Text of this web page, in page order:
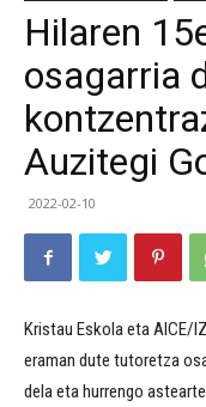
Hilaren
osagarria
Auzitegi
2022-02-10
Kristau Eskola eta AICE/
eraman dute tutoretza
dela eta hurrengo